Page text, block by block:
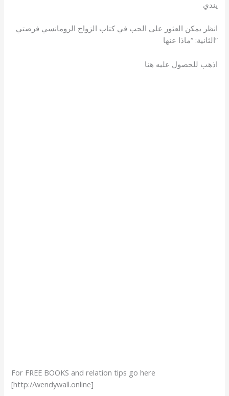
يندي
انظر يمكن العثور على الحب في كتاب الزواج الرومانسي فرصتي
الثانية: “ماذا عنها”
اذهب للحصول عليه هنا
For FREE BOOKS and relation tips go here
[http://wendywall.online]